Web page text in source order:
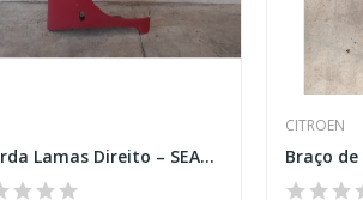
Guarda Lamas Direito – SEAT INCA (6K9)
CITROEN